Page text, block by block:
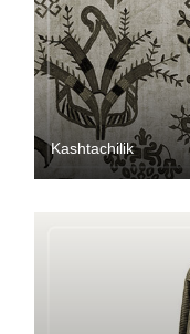
Kashtachilik